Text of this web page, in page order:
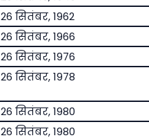
26 सितंबर, 1962
26 सितंबर, 1966
26 सितंबर, 1976
26 सितंबर, 1978
26 सितंबर, 1980
26 सितंबर, 1980